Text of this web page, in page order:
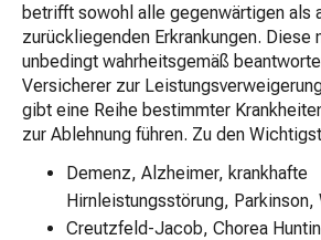
betrifft sowohl alle gegenwärtigen als
zurückliegenden Erkrankungen. Diese
unbedingt wahrheitsgemäß
Versicherer zur
gibt eine Reihe bestimmter
zur Ablehnung führen. Zu den
Demenz, Alzheimer, krankhafte
Hirnleistungsstörung, Parkinson,
Creutzfeld-Jacob, Chorea